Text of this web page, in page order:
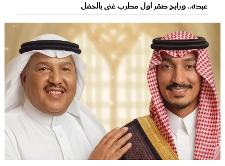
عبده.. ورابح صقر اول مطرب غنى بالحفل